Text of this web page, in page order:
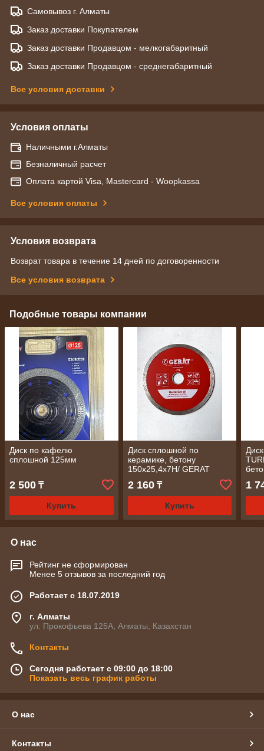
Самовывоз г. Алматы
Заказ доставки Покупателем
Заказ доставки Продавцом - мелкогабаритный
Заказ доставки Продавцом - среднегабаритный
Все условия доставки
Условия оплаты
Наличными г.Алматы
Безналичный расчет
Оплата картой Visa, Mastercard - Woopkassa
Все условия оплаты
Условия возврата
Возврат товара в течение 14 дней по договоренности
Все условия возврата
Подобные товары компании
Диск по кафелю
сплошной 125мм
2 500 ₸
Купить
Диск сплошной по
керамике, бетону
150х25,4х7H/ GERAT
2 160₸
Купить
1
О нас
Рейтинг не сформирован
Менее 5 отзывов за последний год
Работает с 18.07.2019
г. Алматы
ул. Прокофьева 125А, Алматы, Казахстан
Контакты
Сегодня работает с 09:00 до 18:00
Показать весь график работы
О нас
Контакты